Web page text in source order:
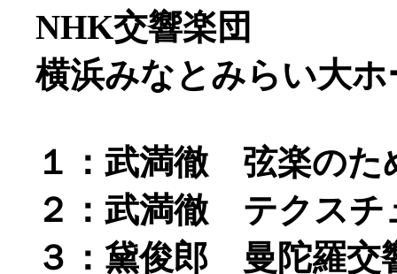
NHK交響楽団
横浜みなとみらい大ホ
１：武満徹 弦楽のた
２：武満徹 テクスチ
３：黛俊郎 曼陀羅交